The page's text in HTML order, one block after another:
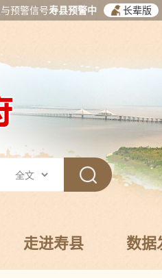
预警信号寿县预警中 长辈版
走进寿县 数据